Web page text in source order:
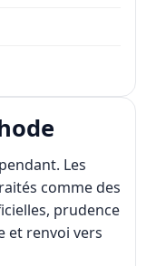
Les
comme des
prudence
et renvoi vers